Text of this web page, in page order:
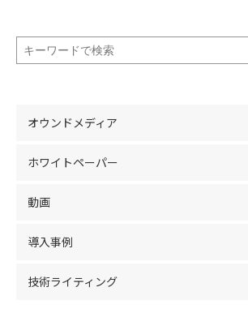
オウンドメディア
ホワイトペーパー
動画
導入事例
技術ライティング